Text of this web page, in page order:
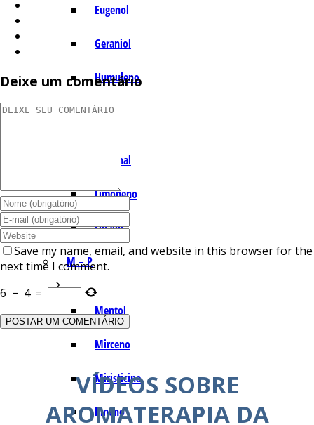
Eugenol
Geraniol
Humuleno
I – L
Lemonal
Limoneno
Linalol
M – P
Mentol
Mirceno
Miristicina
Pineno
Deixe um comentário
Save my name, email, and website in this browser for the
next time I comment.
6 − 4 =
VÍDEOS SOBRE
AROMATERAPIA DA